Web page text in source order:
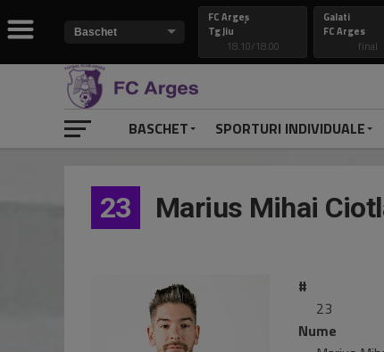
FC Argeș
Tg Jiu
18.10/18.00
Galati
FC Arges
final
BASCHET SPORTURI INDIVIDUALE
23 Marius Mihai
#
23
Nume